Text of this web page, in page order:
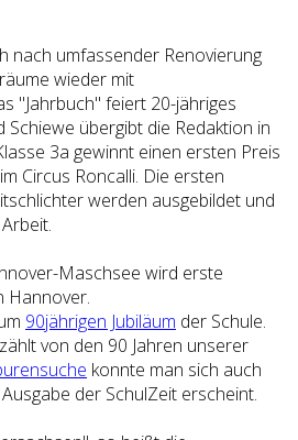
nach umfassender Renovierung
wieder mit
"Jahrbuch" feiert 20-jähriges
Schiewe übergibt die Redaktion in
3a gewinnt einen ersten Preis
im Circus Roncalli. Die ersten
werden ausgebildet und
Maschsee wird erste
Hannover.
90jährigen Jubiläum der Schule.
von den 90 Jahren unserer
konnte man sich auch
der SchulZeit erscheint.